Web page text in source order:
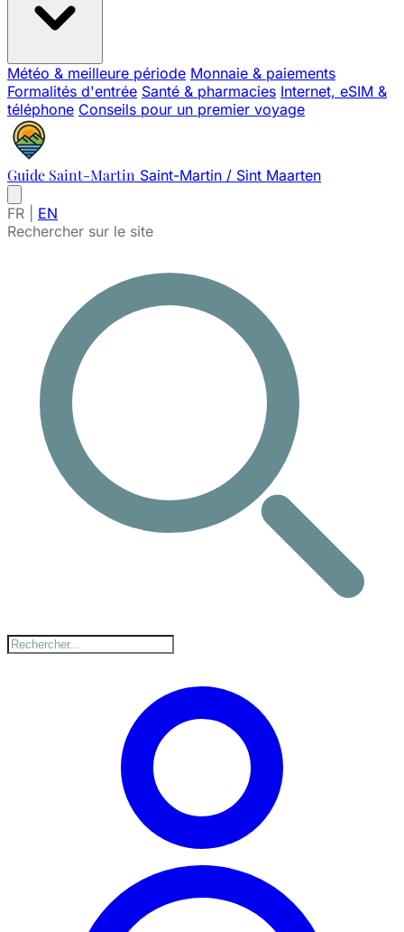
Météo & meilleure période Monnaie & paiements
Formalités d'entrée Santé & pharmacies Internet, eSIM &
téléphone Conseils pour un premier voyage
Guide Saint-Martin Saint-Martin / Sint Maarten
FR
EN
Rechercher sur le site